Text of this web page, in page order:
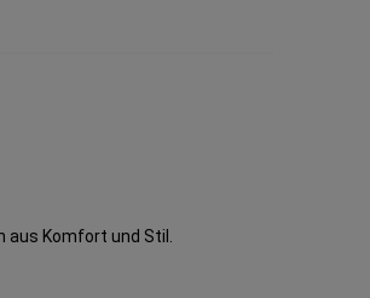
aus Komfort und Stil.